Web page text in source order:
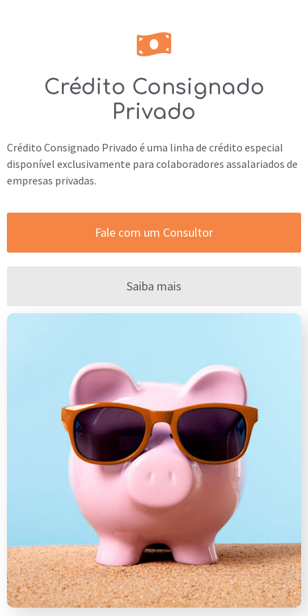
Crédito Consignado
Privado
Crédito Consignado Privado é uma linha de crédito especial
disponível exclusivamente para colaboradores assalariados de
empresas privadas.
Fale com um Consultor
Saiba mais